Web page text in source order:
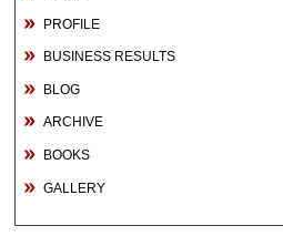
PROFILE
BUSINESS RESULTS
BLOG
ARCHIVE
BOOKS
GALLERY